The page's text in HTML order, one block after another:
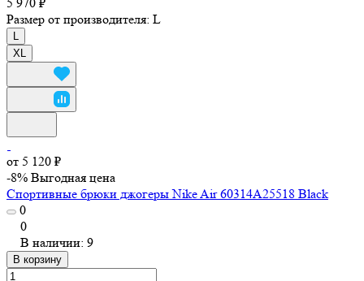
Размер от производителя: L
XL
от 5 120 ₽
-8% Выгодная цена
Спортивные брюки джогеры Nike Air 60314A25518 Black
0
0
В наличии: 9
В корзину